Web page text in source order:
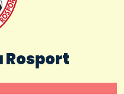
Rosport